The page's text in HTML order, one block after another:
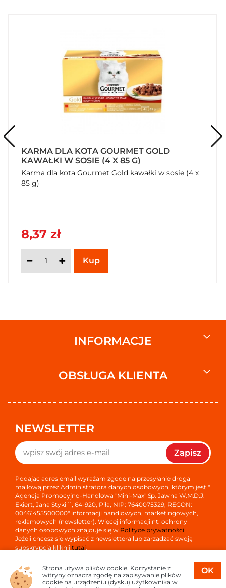
KARMA DLA KOTA GOURMET GOLD
KAWAŁKI W SOSIE (4 X 85 G)
Karma dla kota Gourmet Gold kawałki w sosie (4 x
85 g)
8,37 zł
INFORMACJE
OBSŁUGA KLIENTA
NEWSLETTER
Zapisz
Podając adres email wyrażam zgodę na przesyłanie drogą
mailową przez Administratora danych osobowych, którym jest "
Agencja Promocyjno-Handlowa "Mini-Max" Sp. Jawna W.M.D.J.
Ekiert, Jana Styki 11, 64-920, Piła, NIP: 7640075329, REGON:
00461455500000" informacji handlowych, marketingowych,
reklamowych (newsletter). Więcej informacji nt. ochrony
danych osobowych znajduje się w Polityce prywatności.
Jeżeli chcesz się wypisać z newslettera lub zarządzać swoją
subskrypcją kliknijtutaj.
OK
Strona używa plików cookie. Korzystanie z
witryny oznacza zgodę na zapisywanie plików
cookie na urządzeniu (dysku) użytkownika w